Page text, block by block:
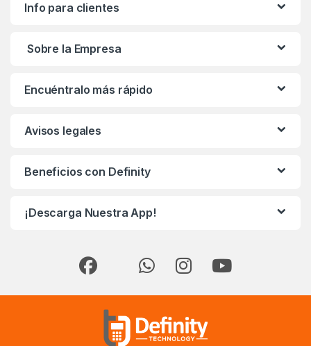
Info para clientes
Sobre la Empresa
Encuéntralo más rápido
Avisos legales
Beneficios con Definity
¡Descarga Nuestra App!